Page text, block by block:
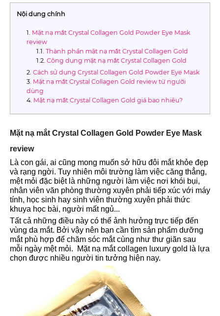
Nội dung chính
Mặt nạ mắt Crystal Collagen Gold Powder Eye Mask
review
Thành phần mặt nạ mắt Crystal Collagen Gold
Công dụng mặt nạ mắt Crystal Collagen Gold
Cách sử dụng Crystal Collagen Gold Powder Eye Mask
Mặt nạ mắt Crystal Collagen Gold review từ người
dùng
Mặt nạ mắt Crystal Collagen Gold giá bao nhiêu?
Mặt nạ mắt Crystal Collagen Gold Powder Eye Mask
review
Là con gái, ai cũng mong muốn sở hữu đôi mắt khỏe đẹp
và rạng ngời. Tuy nhiên môi trường làm việc căng thẳng,
mệt mỏi đặc biệt là những người làm việc nơi khói bụi,
nhân viên văn phòng thường xuyên phải tiếp xúc với máy
tính, học sinh hay sinh viên thường xuyên phải thức
khuya học bài, người mất ngủ...
Tất cả những điều này có thể ảnh hưởng trực tiếp đến
vùng da mắt. Bởi vậy nên bạn cần tìm sản phẩm dưỡng
mắt phù hợp để chăm sóc mắt cùng như thư giãn sau
mỗi ngày mệt mỏi. Mặt nạ mắt collagen luxury gold là lựa
chọn được nhiều người tin tưởng hiện nay.